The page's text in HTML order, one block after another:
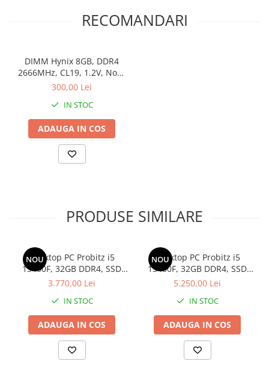
RECOMANDARI
DIMM Hynix 8GB, DDR4
2666MHz, CL19, 1.2V, Non-
ECC, bulk
300,00 Lei
IN STOC
ADAUGA IN COS
PRODUSE SIMILARE
NOU
Desktop PC Probitz i5
13400F, 32GB DDR4, SSD
512GB, RTX 2060 6GB
3.770,00 Lei
IN STOC
ADAUGA IN COS
NOU
Desktop PC Probitz i5
13400F, 32GB DDR4, SSD
512GB, 1 TB HDD, RTX 3060
5.250,00 Lei
IN STOC
ADAUGA IN COS